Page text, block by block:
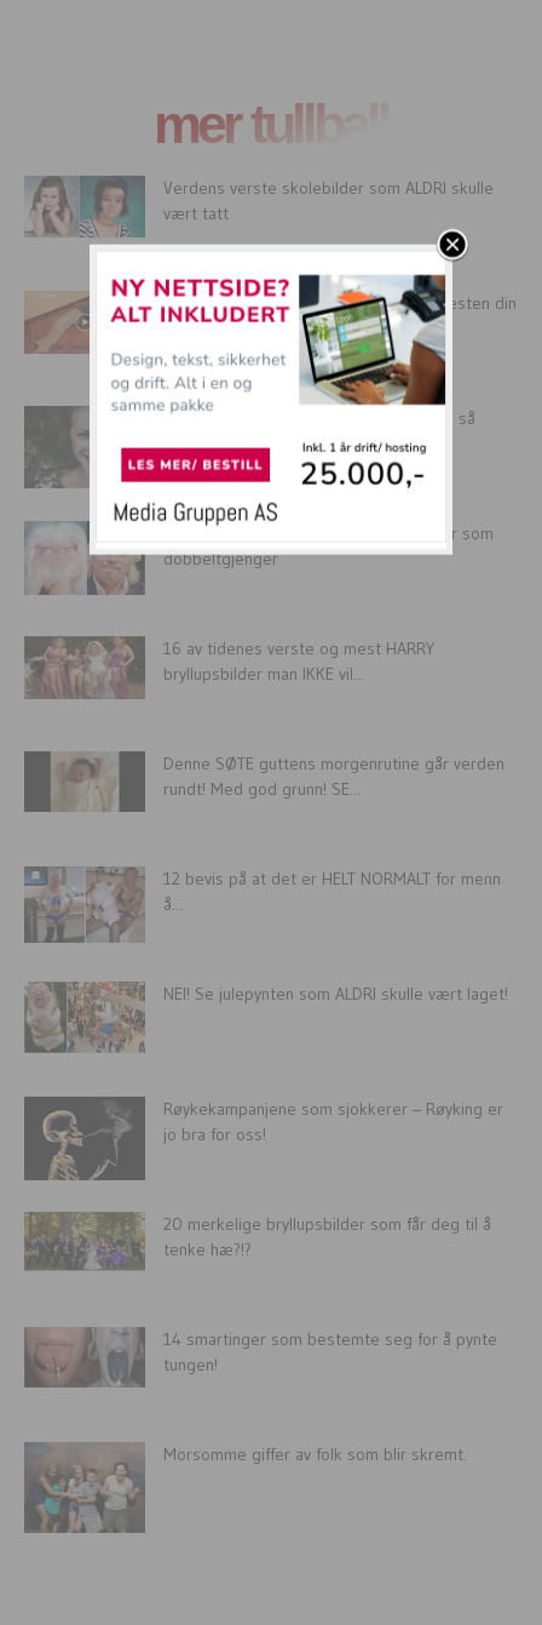
mer tullball
Verdens verste skolebilder som ALDRI skulle
vært tatt
SYK SPØK: Hadde du klart å tilgitt kjæresten din
etter dette?
“Kjøp en leke som gir lyd til barna mine så
dreper...
20 bevis på at kjendiser alltid har et dyr som
dobbeltgjenger
16 av tidenes verste og mest HARRY
bryllupsbilder man IKKE vil...
Denne SØTE guttens morgenrutine går verden
rundt! Med god grunn! SE...
12 bevis på at det er HELT NORMALT for menn
å...
NEI! Se julepynten som ALDRI skulle vært laget!
Røykekampanjene som sjokkerer – Røyking er
jo bra for oss!
20 merkelige bryllupsbilder som får deg til å
tenke hæ?!?
14 smartinger som bestemte seg for å pynte
tungen!
Morsomme giffer av folk som blir skremt.